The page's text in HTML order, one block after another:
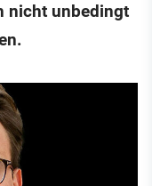
nicht unbedingt